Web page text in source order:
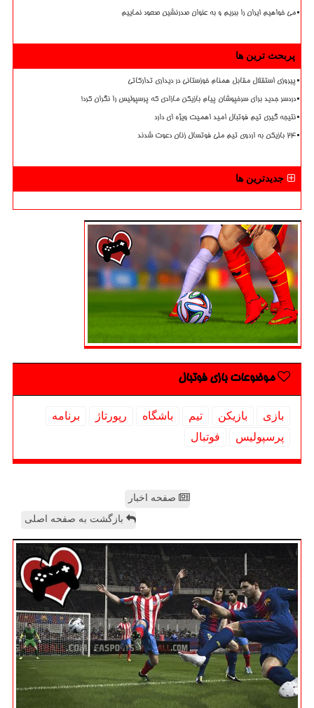
می خواهیم ایران را ببریم و به عنوان صدرنشین صعود نماییم
پربحث ترین ها
پیروزی استقلال مقابل همنام خوزستانی در دیداری تدارکاتی
دردسر جدید برای سرخپوشان پیام بازیکن مازادی که پرسپولیس را نگران کرد!
نتیجه گیری تیم فوتبال امید اهمیت ویژه ای دارد
۲۴ بازیکن به اردوی تیم ملی فوتسال زنان دعوت شدند
جدیدترین ها
موضوعات بازی فوتبال
بازی بازیكن تیم باشگاه رپورتاژ
برنامه
پرسپولیس
فوتبال
صفحه اخبار
بازگشت به صفحه اصلی